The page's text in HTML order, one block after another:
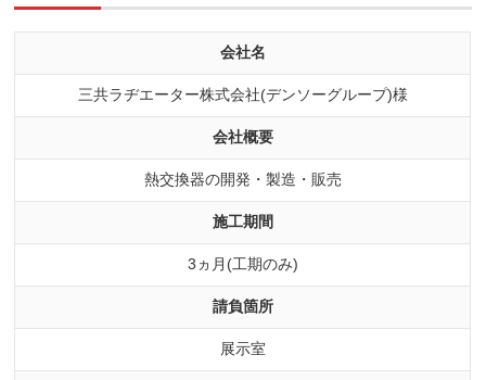
会社名
三共ラヂエーター株式会社(デンソーグループ)様
会社概要
熱交換器の開発・製造・販売
施工期間
3ヵ月(工期のみ)
請負箇所
展示室